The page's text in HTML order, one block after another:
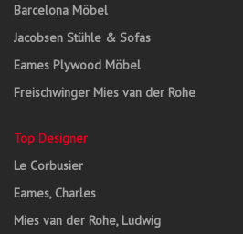
Barcelona Möbel
Jacobsen Stühle & Sofas
Eames Plywood Möbel
Freischwinger Mies van der Rohe
Top Designer
Le Corbusier
Eames, Charles
Mies van der Rohe, Ludwig